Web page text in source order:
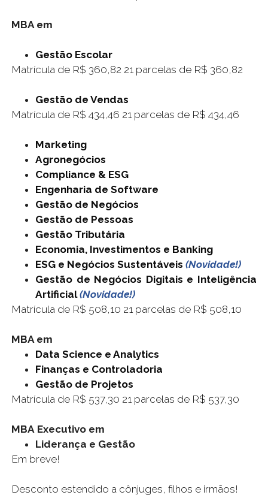
MBA em
Gestão Escolar
Matrícula de R$ 360,82 21 parcelas de R$ 360,82
Gestão de Vendas
Matrícula de R$ 434,46 21 parcelas de R$ 434,46
Marketing
Agronegócios
Compliance & ESG
Engenharia de Software
Gestão de Negócios
Gestão de Pessoas
Gestão Tributária
Economia, Investimentos e Banking
ESG e Negócios Sustentáveis (Novidade!)
Gestão de Negócios Digitais e Inteligência
Artificial(Novidade!)
Matrícula de R$ 508,10 21 parcelas de R$ 508,10
MBA em
Data Science e Analytics
Finanças e Controladoria
Gestão de Projetos
Matrícula de R$ 537,30 21 parcelas de R$ 537,30
MBA Executivo em
Liderança e Gestão
Em breve!
Desconto estendido a cônjuges, filhos e irmãos!